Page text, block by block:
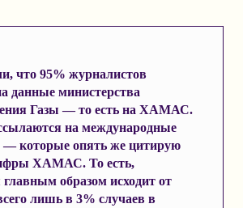
что 95% журналистов
данные министерства
Газы — то есть на ХАМАС.
на международные
— которые опять же цитирую
ХАМАС. То есть,
образом исходит от
лишь в 3% случаев в